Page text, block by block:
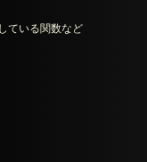
ている関数など